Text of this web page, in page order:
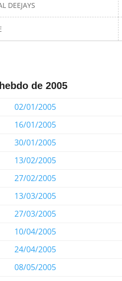
DEEJAYS
de 2005
02/01/2005
16/01/2005
30/01/2005
13/02/2005
27/02/2005
13/03/2005
27/03/2005
10/04/2005
24/04/2005
08/05/2005